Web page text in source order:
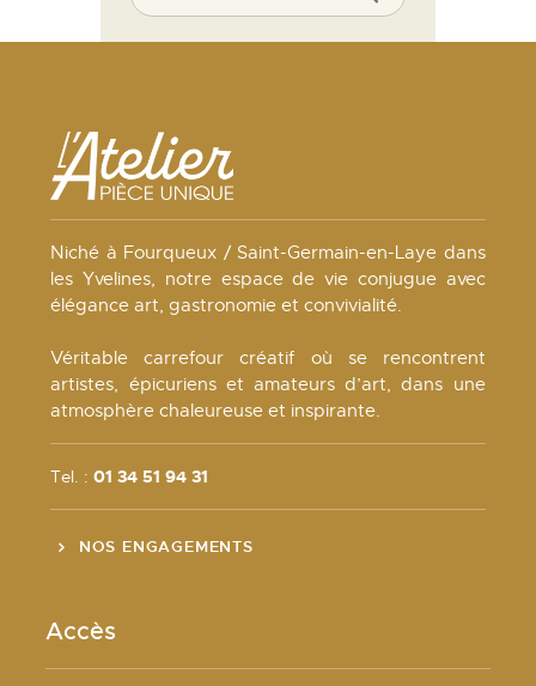
Niché à Fourqueux / Saint-Germain-en-Laye dans
les Yvelines, notre espace de vie conjugue avec
élégance art, gastronomie et convivialité.
Véritable carrefour créatif où se rencontrent
artistes, épicuriens et amateurs d’art, dans une
atmosphère chaleureuse et inspirante.
Tel. :01 34 51 94 31
NOS ENGAGEMENTS
Accès